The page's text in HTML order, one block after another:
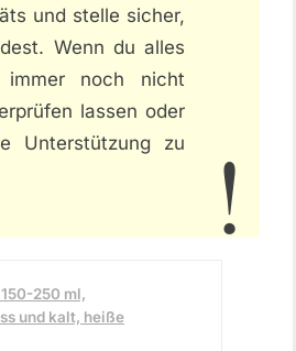
und stelle sicher,
Wenn du alles
immer noch nicht
lassen oder
Unterstützung zu
250 ml,
und kalt, heiße